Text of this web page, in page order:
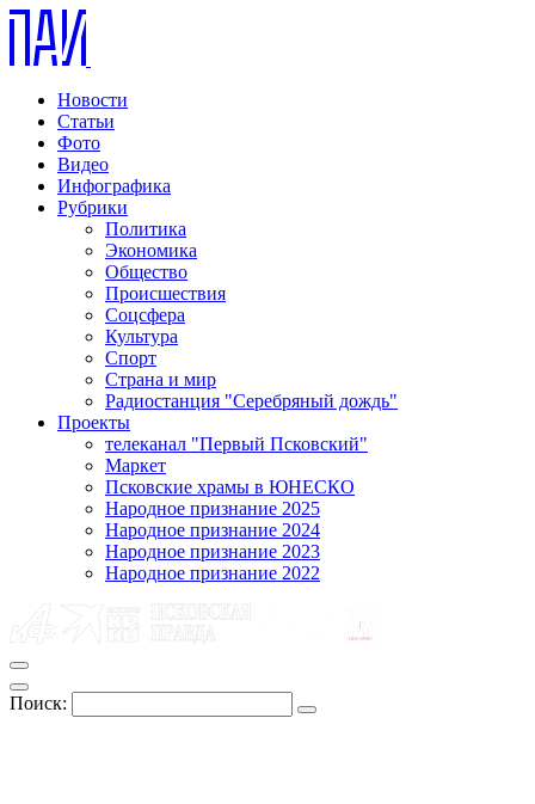
Новости
Статьи
Фото
Видео
Инфографика
Рубрики
Политика
Экономика
Общество
Происшествия
Соцсфера
Культура
Спорт
Страна и мир
Радиостанция "Серебряный дождь"
Проекты
телеканал "Первый Псковский"
Маркет
Псковские храмы в ЮНЕСКО
Народное признание 2025
Народное признание 2024
Народное признание 2023
Народное признание 2022
Поиск: